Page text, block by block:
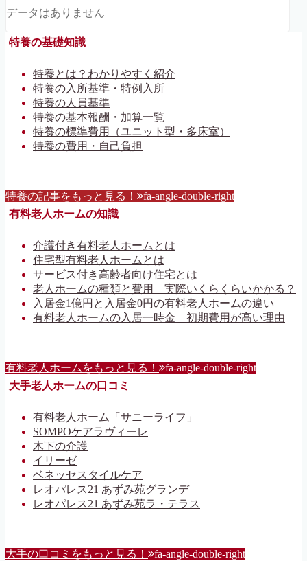
データはありません
特養の基礎知識
特養とは？わかりやすく紹介
特養の入所基準・特例入所
特養の人員基準
特養の基本報酬・加算一覧
特養の標準費用（ユニット型・多床室）
特養の費用・自己負担
特養の記事をもっと見る！ fa-angle-double-right
有料老人ホームの知識
介護付き有料老人ホームとは
住宅型有料老人ホームとは
サービス付き高齢者向け住宅とは
老人ホームの種類と費用 実際いくらくらいかかる？
入居金1億円と入居金0円の有料老人ホームの違い
有料老人ホームの入居一時金 初期費用が高い理由
有料老人ホームをもっと見る！ fa-angle-double-right
大手老人ホームの口コミ
有料老人ホーム「サニーライフ」
SOMPOケアラヴィーレ
木下の介護
イリーゼ
ベネッセスタイルケア
レオパレス21 あずみ苑グランデ
レオパレス21 あずみ苑ラ・テラス
大手の口コミをもっと見る！ fa-angle-double-right